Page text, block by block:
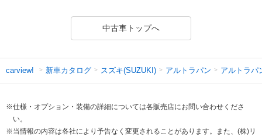
中古車トップへ
carview! 新車カタログ スズキ(SUZUKI) アルトラパン アルトラパ
※仕様・オプション・装備の詳細については各販売店にお問い合わせくださ
い。
※当情報の内容は各社により予告なく変更されることがあります。また、(株)リ